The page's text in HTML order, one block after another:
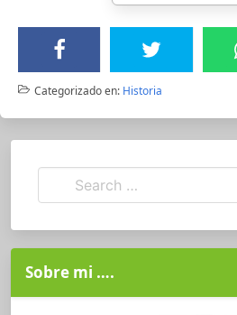
Categorizado en: Historia
Sobre mi ….